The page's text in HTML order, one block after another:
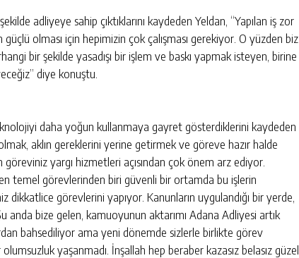
adliyeye sahip çıktıklarını kaydeden Yeldan, “Yapılan iş zor
güçlü olması için hepimizin çok çalışması gerekiyor. O yüzden biz
bir şekilde yasadışı bir işlem ve baskı yapmak isteyen, birine
diye konuştu.
daha yoğun kullanmaya gayret gösterdiklerini kaydeden
aklın gereklerini yerine getirmek ve göreve hazır halde
yargı hizmetleri açısından çok önem arz ediyor.
en temel görevlerinden biri güvenli bir ortamda bu işlerin
dikkatlice görevlerini yapıyor. Kanunların uygulandığı bir yerde,
anda bize gelen, kamuoyunun aktarımı Adana Adliyesi artık
bahsediliyor ama yeni dönemde sizlerle birlikte görev
yaşanmadı. İnşallah hep beraber kazasız belasız güzel